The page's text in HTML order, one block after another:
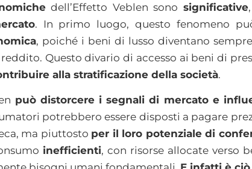
dell’Effetto Veblen sono significative,
. In primo luogo, questo fenomeno
, poiché i beni di lusso diventano
Questo divario di accesso ai beni di
alla stratificazione della società.
può distorcere i segnali di mercato e
potrebbero essere disposti a pagare
ma piuttosto per il loro potenziale di
inefficienti, con risorse allocate verso